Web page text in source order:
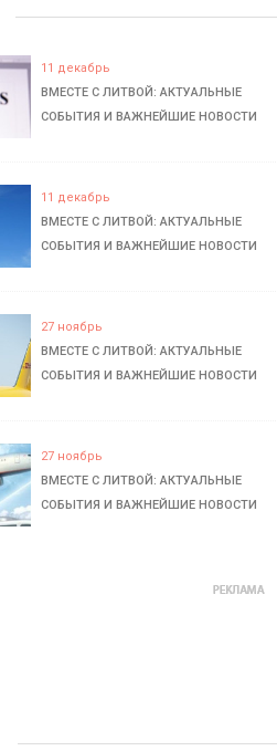
11 декабрь
ВМЕСТЕ С ЛИТВОЙ: АКТУАЛЬНЫЕ
СОБЫТИЯ И ВАЖНЕЙШИЕ НОВОСТИ
11 декабрь
ВМЕСТЕ С ЛИТВОЙ: АКТУАЛЬНЫЕ
СОБЫТИЯ И ВАЖНЕЙШИЕ НОВОСТИ
27 ноябрь
ВМЕСТЕ С ЛИТВОЙ: АКТУАЛЬНЫЕ
СОБЫТИЯ И ВАЖНЕЙШИЕ НОВОСТИ
27 ноябрь
ВМЕСТЕ С ЛИТВОЙ: АКТУАЛЬНЫЕ
СОБЫТИЯ И ВАЖНЕЙШИЕ НОВОСТИ